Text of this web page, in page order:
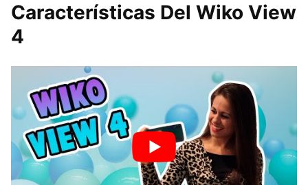
Características Del Wiko View
4